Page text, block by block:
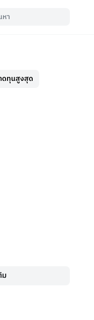
ดทุนสูงสุด
ม